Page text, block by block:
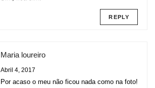
REPLY
Maria loureiro
Abril 4, 2017
Por acaso o meu não ficou nada como na foto!